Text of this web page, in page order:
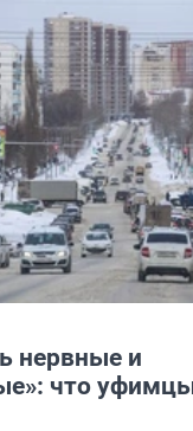
нервные и
что